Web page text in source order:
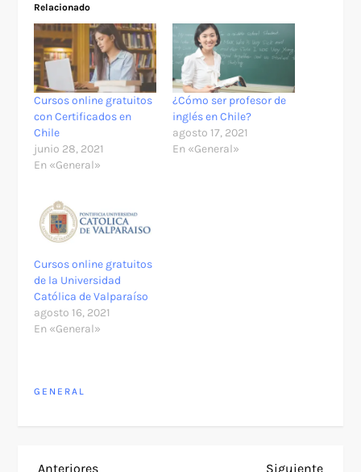
Relacionado
Cursos online gratuitos
con Certificados en
Chile
junio 28, 2021
En «General»
¿Cómo ser profesor de
inglés en Chile?
agosto 17, 2021
En «General»
Cursos online gratuitos
de la Universidad
Católica de Valparaíso
agosto 16, 2021
En «General»
GENERAL
Entrada
Anteriores Siguiente